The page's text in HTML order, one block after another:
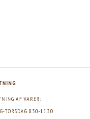
AF VARER:
TORSDAG 8.30-15.30